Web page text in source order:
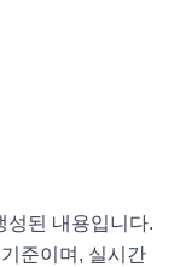
된 내용입니다.
준이며, 실시간